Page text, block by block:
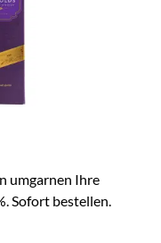
umgarnen Ihre
Sofort bestellen.